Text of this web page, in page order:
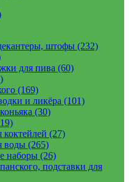
штофы (232)
для пива (60)
(169)
и ликёра (101)
(30)
(27)
воды (265)
наборы (26)
подставки для